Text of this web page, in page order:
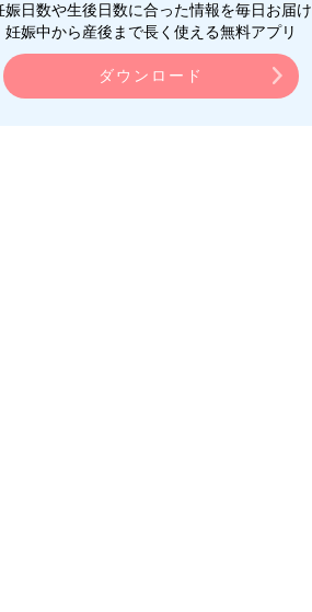
娠日数や生後日数に合った情報を毎日お届け
妊娠中から産後まで長く使える無料アプリ
ダウンロード